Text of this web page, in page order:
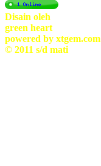
Disain oleh
green heart
powered by xtgem.com
© 2011 s/d mati